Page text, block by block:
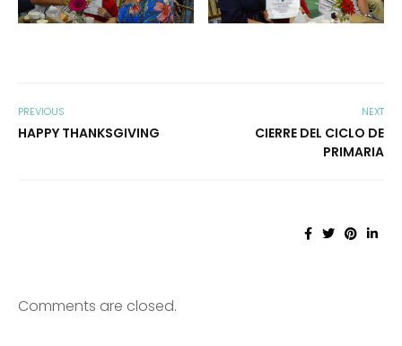
PREVIOUS
HAPPY THANKSGIVING
NEXT
CIERRE DEL CICLO DE
PRIMARIA
Comments are closed.